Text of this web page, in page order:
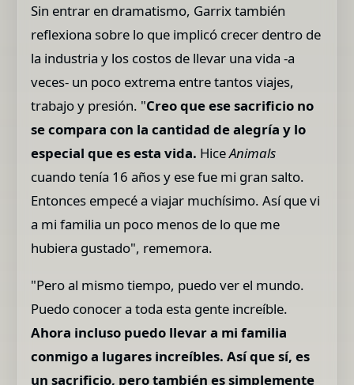
Sin entrar en dramatismo, Garrix también
reflexiona sobre lo que implicó crecer dentro de
la industria y los costos de llevar una vida -a
veces- un poco extrema entre tantos viajes,
trabajo y presión. "Creo que ese sacrificio no
se compara con la cantidad de alegría y lo
especial que es esta vida. HiceAnimals
cuando tenía 16 años y ese fue mi gran salto.
Entonces empecé a viajar muchísimo. Así que vi
a mi familia un poco menos de lo que me
hubiera gustado", rememora.
"Pero al mismo tiempo, puedo ver el mundo.
Puedo conocer a toda esta gente increíble.
Ahora incluso puedo llevar a mi familia
conmigo a lugares increíbles. Así que sí, es
un sacrificio, pero también es simplemente